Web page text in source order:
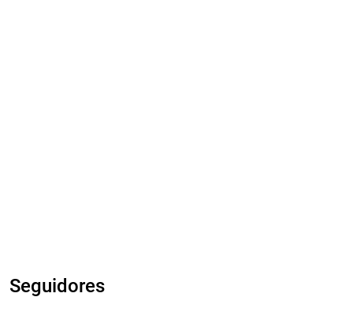
Seguidores